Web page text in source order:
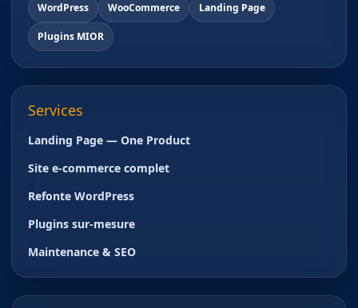
WordPress WooCommerce Landing Page
Plugins MIOR
Services
Landing Page — One Product
Site e-commerce complet
Refonte WordPress
Plugins sur-mesure
Maintenance & SEO